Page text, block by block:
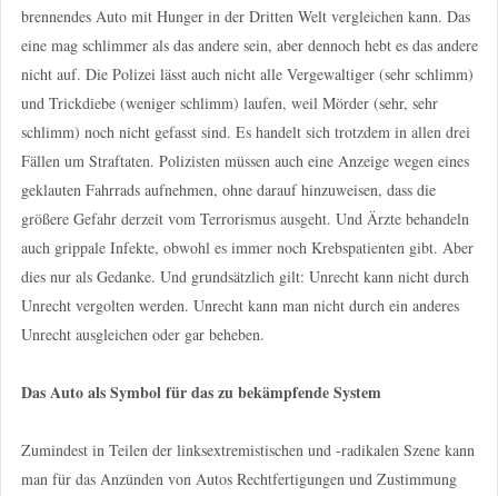
brennendes Auto mit Hunger in der Dritten Welt vergleichen kann. Das
eine mag schlimmer als das andere sein, aber dennoch hebt es das andere
nicht auf. Die Polizei lässt auch nicht alle Vergewaltiger (sehr schlimm)
und Trickdiebe (weniger schlimm) laufen, weil Mörder (sehr, sehr
schlimm) noch nicht gefasst sind. Es handelt sich trotzdem in allen drei
Fällen um Straftaten. Polizisten müssen auch eine Anzeige wegen eines
geklauten Fahrrads aufnehmen, ohne darauf hinzuweisen, dass die
größere Gefahr derzeit vom Terrorismus ausgeht. Und Ärzte behandeln
auch grippale Infekte, obwohl es immer noch Krebspatienten gibt. Aber
dies nur als Gedanke. Und grundsätzlich gilt: Unrecht kann nicht durch
Unrecht vergolten werden. Unrecht kann man nicht durch ein anderes
Unrecht ausgleichen oder gar beheben.
Das Auto als Symbol für das zu bekämpfende System
Zumindest in Teilen der linksextremistischen und -radikalen Szene kann
man für das Anzünden von Autos Rechtfertigungen und Zustimmung